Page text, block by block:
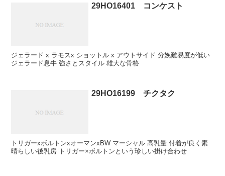
29HO16401 コンケスト
ジェラード x ラモスx ショットル x アウトサイド 分娩難易度が低い
ジェラード息牛 強さとスタイル 雄大な骨格
29HO16199 チクタク
トリガーxボルトンxオーマンxBW マーシャル 高乳量 付着が良く素
晴らしい後乳房 トリガー×ボルトンという珍しい掛け合わせ